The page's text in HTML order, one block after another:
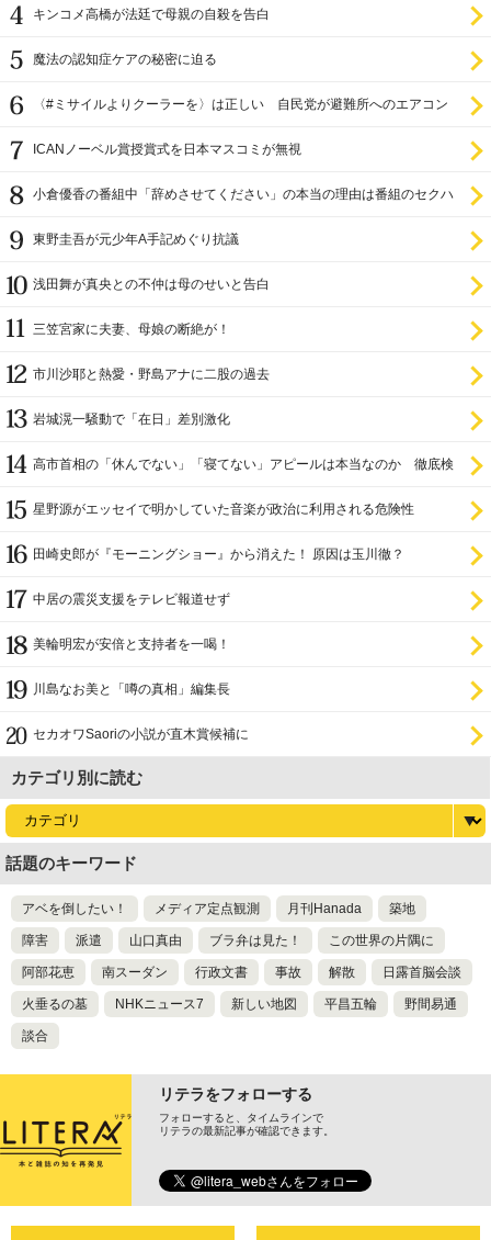
キンコメ高橋が法廷で母親の自殺を告白
魔法の認知症ケアの秘密に迫る
〈#ミサイルよりクーラーを〉は正しい 自民党が避難所へのエアコン
ICANノーベル賞授賞式を日本マスコミが無視
小倉優香の番組中「辞めさせてください」の本当の理由は番組のセクハ
東野圭吾が元少年A手記めぐり抗議
浅田舞が真央との不仲は母のせいと告白
三笠宮家に夫妻、母娘の断絶が！
市川沙耶と熱愛・野島アナに二股の過去
岩城滉一騒動で「在日」差別激化
高市首相の「休んでない」「寝てない」アピールは本当なのか 徹底検
星野源がエッセイで明かしていた音楽が政治に利用される危険性
田崎史郎が『モーニングショー』から消えた！ 原因は玉川徹？
中居の震災支援をテレビ報道せず
美輪明宏が安倍と支持者を一喝！
川島なお美と「噂の真相」編集長
セカオワSaoriの小説が直木賞候補に
カテゴリ別に読む
話題のキーワード
アベを倒したい！ メディア定点観測 月刊Hanada 築地
障害 派遣 山口真由 ブラ弁は見た！ この世界の片隅に
阿部花恵 南スーダン 行政文書 事故 解散 日露首脳会談
火垂るの墓 NHKニュース7 新しい地図 平昌五輪 野間易通
談合
リテラをフォローする
フォローすると、タイムラインで
リテラの最新記事が確認できます。